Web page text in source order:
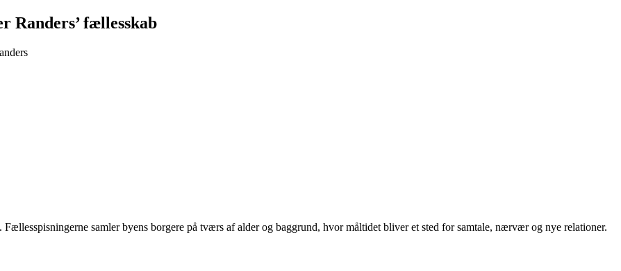
Randers’ fællesskab
samler byens borgere på tværs af alder og baggrund, hvor måltidet bliver et sted for samtale, nærvær og nye relationer.